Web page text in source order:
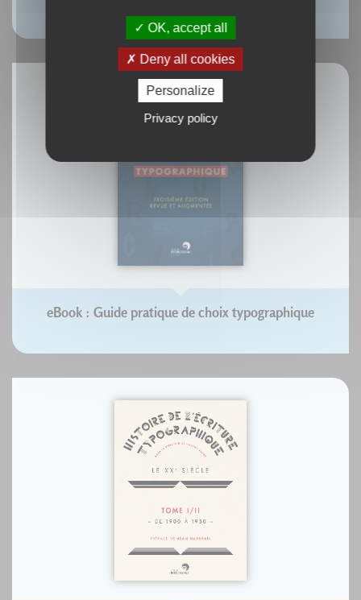
Ladislas Mandel
eBook : Guide pratique de choix typographique
OK, accept all
Deny all cookies
Personalize
Privacy policy